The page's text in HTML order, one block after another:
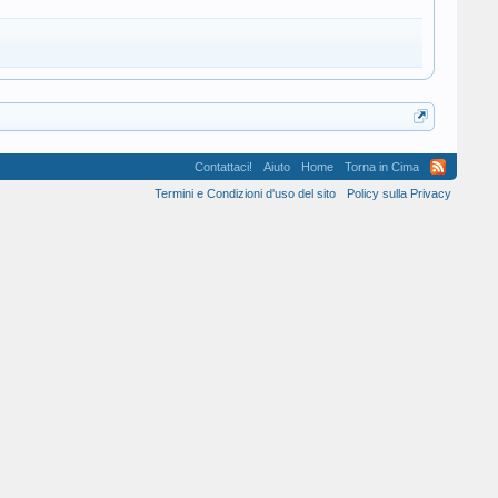
Contattaci! Aiuto Home
Torna in Cima
Termini e Condizioni d'uso del sito
Policy sulla Privacy